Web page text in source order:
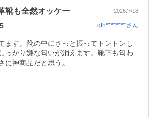
靴も全然オッケー 2026/7/18
5 qlh********さん
ます。靴の中にさっと振ってトントンし
っかり嫌な匂いが消えます。靴下も匂わ
に神商品だと思う。